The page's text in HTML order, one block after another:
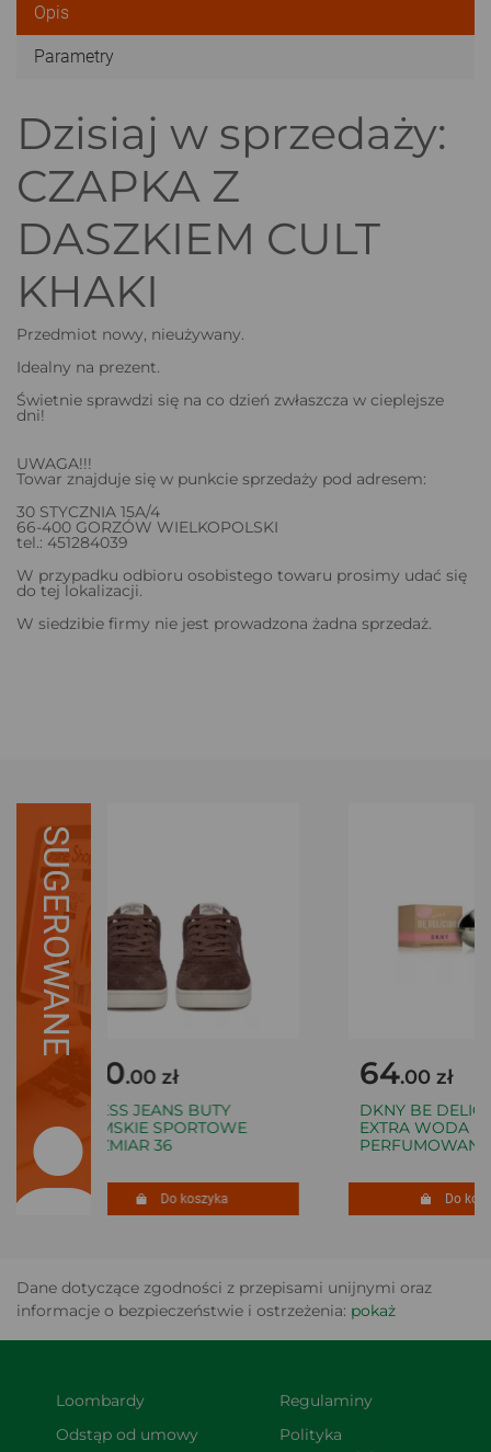
Opis
Parametry
Dzisiaj w sprzedaży:
CZAPKA Z
DASZKIEM CULT
KHAKI
Przedmiot nowy, nieużywany.
Idealny na prezent.
Świetnie sprawdzi się na co dzień zwłaszcza w cieplejsze
dni!
UWAGA!!!
Towar znajduje się w punkcie sprzedaży pod adresem:
30 STYCZNIA 15A/4
66-400 GORZÓW WIELKOPOLSKI
tel.: 451284039
W przypadku odbioru osobistego towaru prosimy udać się
do tej lokalizacji.
W siedzibie firmy nie jest prowadzona żadna sprzedaż.
SUGEROWANE
170.00 zł
GUESS JEANS BUTY
DAMSKIE SPORTOWE
ROZMIAR 36
Do koszyka
64.00 zł
DKNY BE
EXTRA WODA
PERFUMOWANA
Do
Dane dotyczące zgodności z przepisami unijnymi oraz
informacje o bezpieczeństwie i ostrzeżenia: pokaż
Loombardy
Odstąp od umowy
Regulaminy
Polityka